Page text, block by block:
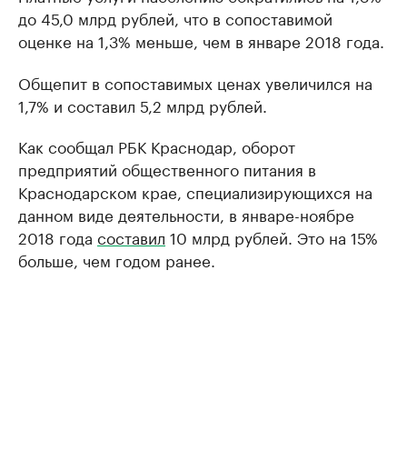
до 45,0 млрд рублей, что в сопоставимой
оценке на 1,3% меньше, чем в январе 2018 года.
Общепит в сопоставимых ценах увеличился на
1,7% и составил 5,2 млрд рублей.
Как сообщал РБК Краснодар, оборот
предприятий общественного питания в
Краснодарском крае, специализирующихся на
данном виде деятельности, в январе-ноябре
2018 года составил 10 млрд рублей. Это на 15%
больше, чем годом ранее.